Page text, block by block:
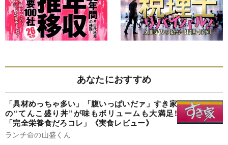
あなたにおすすめ
「具材めっちゃ多い」「腹いっぱいだァ」すき家
の“てんこ盛り丼”が味もボリュームも大満足!
「完全栄養食だろコレ」《実食レビュー》
ランチ命の山盛くん